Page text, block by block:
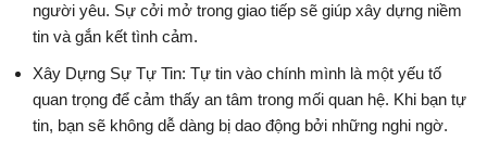
người yêu. Sự cởi mở trong giao tiếp sẽ giúp xây dựng niềm
tin và gắn kết tình cảm.
Xây Dựng Sự Tự Tin: Tự tin vào chính mình là một yếu tố
quan trọng để cảm thấy an tâm trong mối quan hệ. Khi bạn tự
tin, bạn sẽ không dễ dàng bị dao động bởi những nghi ngờ.